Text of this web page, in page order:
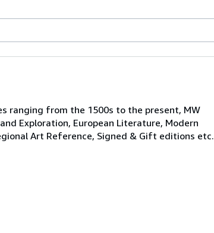
ranging from the 1500s to the present, MW
Exploration, European Literature, Modern
Art Reference, Signed & Gift editions etc.